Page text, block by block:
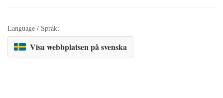
Language / Språk:
Visa webbplatsen på svenska